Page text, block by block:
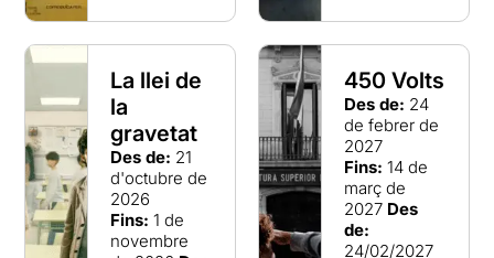
La llei de
la
gravetat
Des de: 21
d'octubre de
2026
Fins: 1 de
novembre
450 Volts
Des de: 24
de febrer de
2027
Fins: 14 de
març de
2027 Des
de:
24/02/2027